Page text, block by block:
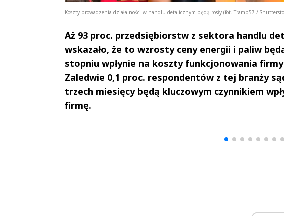
Koszty prowadzenia działalności w handlu detalicznym będą rosły (fot. Tramp57 /
Aż 93 proc. przedsiębiorstw z sektora handlu
wskazało, że to wzrosty ceny energii i paliw
stopniu wpłynie na koszty funkcjonowania
Zaledwie 0,1 proc. respondentów z tej branży
trzech miesięcy będą kluczowym czynnikiem
firmę.
Andrzej i Marta
Sterniccy